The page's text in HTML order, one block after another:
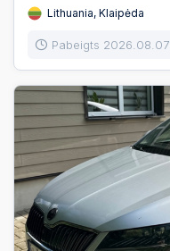
Lithuania, Klaipėda
Pabeigts 2026.08.07